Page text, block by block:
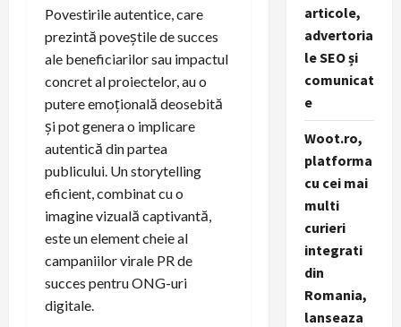
Povestirile autentice, care
prezintă poveștile de succes
ale beneficiarilor sau impactul
concret al proiectelor, au o
putere emoțională deosebită
și pot genera o implicare
autentică din partea
publicului. Un storytelling
eficient, combinat cu o
imagine vizuală captivantă,
este un element cheie al
campaniilor virale PR de
succes pentru ONG-uri
digitale.
articole,
advertoria
le SEO și
comunicat
e
Woot.ro,
platforma
cu cei mai
multi
curieri
integrati
din
Romania,
lanseaza